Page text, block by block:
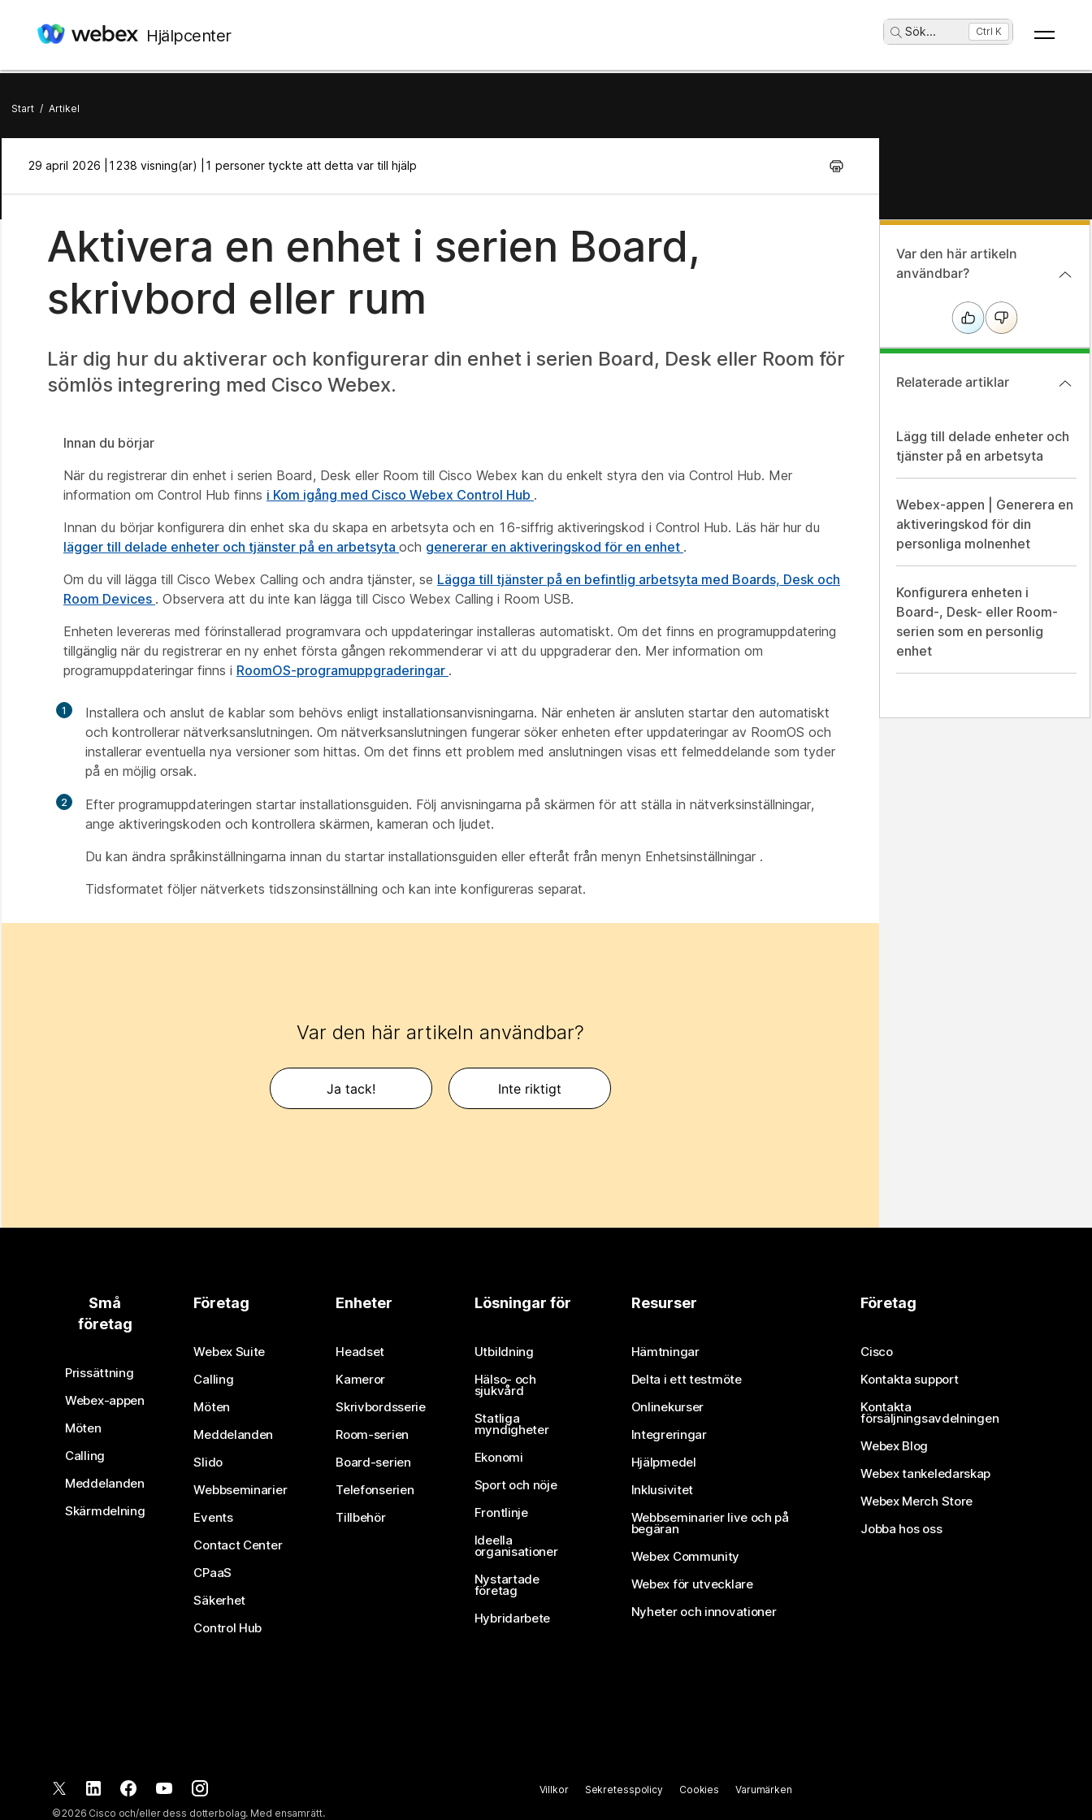
Hjälpcenter Sök... Ctrl K
Start / Artikel
29 april 2026 | 1238 visning(ar) | 1 personer tyckte att detta var till hjälp
Aktivera en enhet i serien Board,
skrivbord eller rum
Lär dig hur du aktiverar och konfigurerar din enhet i serien Board, Desk eller Room för
sömlös integrering med Cisco Webex.
Innan du börjar
När du registrerar din enhet i serien Board, Desk eller Room till Cisco Webex kan du enkelt styra den via Control Hub. Mer
information om Control Hub finns i Kom igång med Cisco Webex Control Hub .
Innan du börjar konfigurera din enhet ska du skapa en arbetsyta och en 16-siffrig aktiveringskod i Control Hub. Läs här hur du
lägger till delade enheter och tjänster på en arbetsyta och genererar en aktiveringskod för en enhet .
Om du vill lägga till Cisco Webex Calling och andra tjänster, se Lägga till tjänster på en befintlig arbetsyta med Boards, Desk och
Room Devices . Observera att du inte kan lägga till Cisco Webex Calling i Room USB.
Enheten levereras med förinstallerad programvara och uppdateringar installeras automatiskt. Om det finns en programuppdatering
tillgänglig när du registrerar en ny enhet första gången rekommenderar vi att du uppgraderar den. Mer information om
programuppdateringar finns i RoomOS-programuppgraderingar .
1
Installera och anslut de kablar som behövs enligt installationsanvisningarna. När enheten är ansluten startar den automatiskt
och kontrollerar nätverksanslutningen. Om nätverksanslutningen fungerar söker enheten efter uppdateringar av RoomOS och
installerar eventuella nya versioner som hittas. Om det finns ett problem med anslutningen visas ett felmeddelande som tyder
på en möjlig orsak.
2
Efter programuppdateringen startar installationsguiden. Följ anvisningarna på skärmen för att ställa in nätverksinställningar,
ange aktiveringskoden och kontrollera skärmen, kameran och ljudet.
Du kan ändra språkinställningarna innan du startar installationsguiden eller efteråt från menyn Enhetsinställningar .
Tidsformatet följer nätverkets tidszonsinställning och kan inte konfigureras separat.
Var den här artikeln användbar?
Ja tack! Inte riktigt
Var den här artikeln
användbar?
Relaterade artiklar
Lägg till delade enheter och
tjänster på en arbetsyta
Webex-appen | Generera en
aktiveringskod för din
personliga molnenhet
Konfigurera enheten i
Board-, Desk- eller Room-
serien som en personlig
enhet
Små
företag
Prissättning
Webex-appen
Möten
Calling
Meddelanden
Skärmdelning
Företag
Webex Suite
Calling
Möten
Meddelanden
Slido
Webbseminarier
Events
Contact Center
CPaaS
Säkerhet
Control Hub
Enheter
Headset
Kameror
Skrivbordsserie
Room-serien
Board-serien
Telefonserien
Tillbehör
Lösningar för
Utbildning
Hälso- och
sjukvård
Statliga
myndigheter
Ekonomi
Sport och nöje
Frontlinje
Ideella
organisationer
Nystartade
företag
Hybridarbete
Resurser
Hämtningar
Delta i ett testmöte
Onlinekurser
Integreringar
Hjälpmedel
Inklusivitet
Webbseminarier live och på
begäran
Webex Community
Webex för utvecklare
Nyheter och innovationer
Företag
Cisco
Kontakta support
Kontakta
försäljningsavdelningen
Webex Blog
Webex tankeledarskap
Webex Merch Store
Jobba hos oss
©2026 Cisco och/eller dess dotterbolag. Med ensamrätt.
Villkor Sekretesspolicy Cookies Varumärken